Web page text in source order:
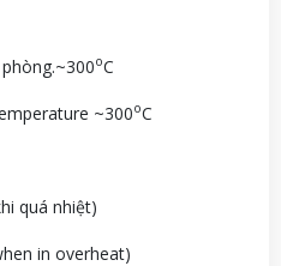
oC
~300oC
quá nhiệt)
in overheat)